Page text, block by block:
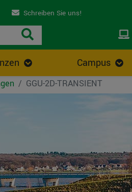
Schreiben Sie uns!
Campus
GGU-2D-TRANSIENT